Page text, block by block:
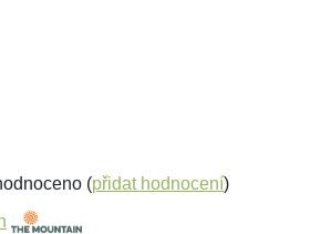
(přidat hodnocení)